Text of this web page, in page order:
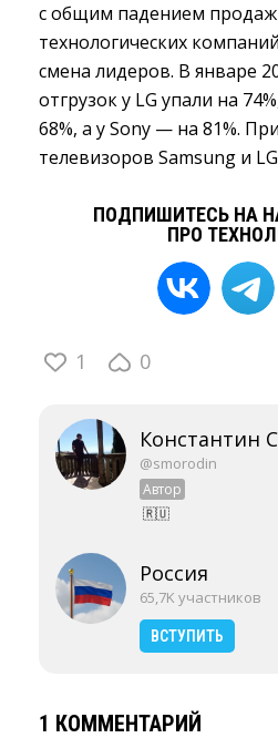
с общим падением
технологических
смена лидеров. В январе
отгрузок у LG упали на
68%, а у Sony — на 81%.
телевизоров Samsung и
ПОДПИШИТЕСЬ НА
ПРО
1 0
Константин
@smorodin
Автор
🇷🇺
Россия
65,7K участников
ВСТУПИТЬ
1 КОММЕНТАРИЙ